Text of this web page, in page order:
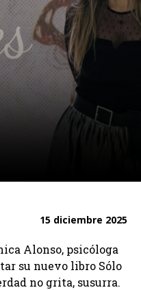
15 diciembre 2025
Alonso, psicóloga
su nuevo libro Sólo
no grita, susurra.